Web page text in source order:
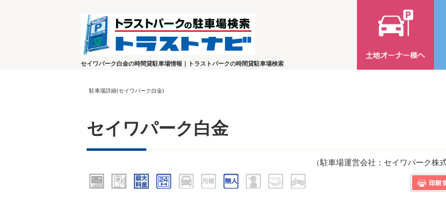
セイワパーク白金の時間貸駐車場情報｜トラストパークの時間貸駐車場検索
駐車場詳細(セイワパーク白金)
セイワパーク白金
（駐車場運営会社：セイワパーク株